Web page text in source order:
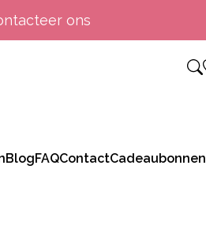
ons
BlogFAQContactCadeaubonnen